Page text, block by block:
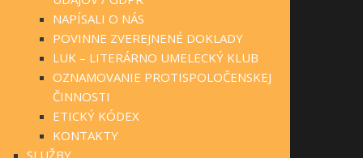
NAPÍSALI O NÁS
POVINNE ZVEREJNENÉ DOKLADY
LUK – LITERÁRNO UMELECKÝ KLUB
OZNAMOVANIE PROTISPOLOČENSKEJ
ČINNOSTI
ETICKÝ KÓDEX
KONTAKTY
SLUŽBY